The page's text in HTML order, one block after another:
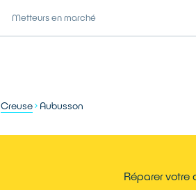
Metteurs en marché
Creuse Aubusson
Réparer votre